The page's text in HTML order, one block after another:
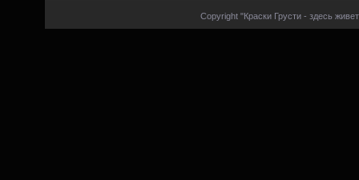
Copyright "Краски Грусти - здесь